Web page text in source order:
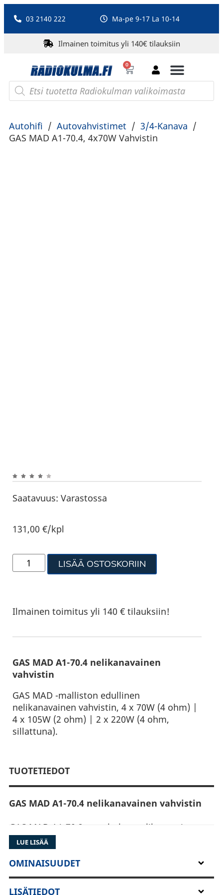
03 2140 222 Ma-pe 9-17 La 10-14
Ilmainen toimitus yli 140€ tilauksiin
0
Autohifi / Autovahvistimet / 3/4-Kanava /
GAS MAD A1-70.4, 4x70W Vahvistin
Saatavuus: Varastossa
131,00€/kpl
LISÄÄ OSTOSKORIIN
Ilmainen toimitus yli 140 € tilauksiin!
GAS MAD A1-70.4 nelikanavainen
vahvistin
GAS MAD -malliston edullinen
nelikanavainen vahvistin, 4 x 70W (4 ohm) |
4 x 105W (2 ohm) | 2 x 220W (4 ohm,
sillattuna).
TUOTETIEDOT
GAS MAD A1-70.4 nelikanavainen vahvistin
GAS MAD A1-70.2 on tehokas nelikanavainen
AB-luokan vahvistin, jonka hankkiminen ei
aiheuta taloudellista konkurssia.
4 x 105W @ 2ohm
LUE LISÄÄ
OMINAISUUDET
LISÄTIEDOT